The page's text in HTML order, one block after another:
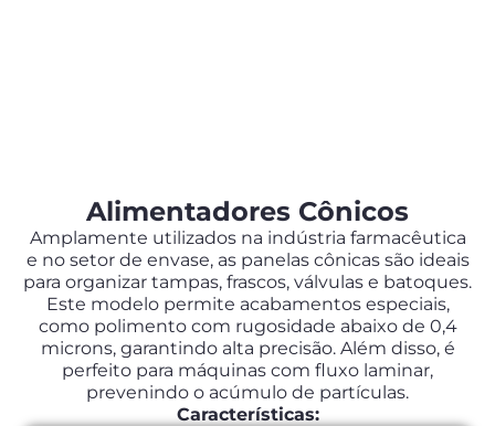
Alimentadores Cônicos
Amplamente utilizados na indústria farmacêutica
e no setor de envase, as panelas cônicas são ideais
para organizar tampas, frascos, válvulas e batoques.
Este modelo permite acabamentos especiais,
como polimento com rugosidade abaixo de 0,4
microns, garantindo alta precisão. Além disso, é
perfeito para máquinas com fluxo laminar,
prevenindo o acúmulo de partículas.
Características: